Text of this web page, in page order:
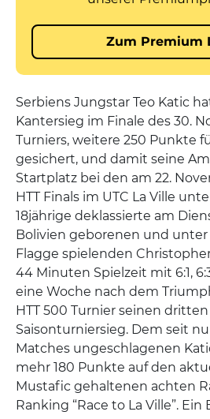
Serbiens Jungstar Teo Katic
Kantersieg im Finale des 30.
Turniers, weitere 250 Punkte
gesichert, und damit seine
Startplatz bei den am 22.
HTT Finals im UTC La Ville
18jährige deklassierte am
Bolivien geborenen und
Flagge spielenden
44 Minuten Spielzeit mit 6:1,
eine Woche nach dem
HTT 500 Turnier seinen dritten
Saisonturniersieg. Dem seit
Matches ungeschlagenen
mehr 180 Punkte auf den
Mustafic gehaltenen achten
Ranking “Race to La Ville”. Ein